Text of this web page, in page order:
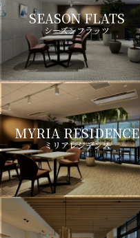
SEASON FLATS
シーズンフラッツ
MYRIA RESIDENCE
ミリアレジデンス